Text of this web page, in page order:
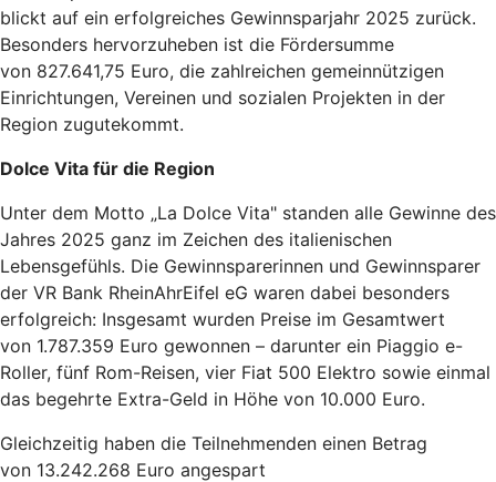
blickt auf ein erfolgreiches Gewinnsparjahr 2025 zurück.
Besonders hervorzuheben ist die Fördersumme
von 827.641,75 Euro, die zahlreichen gemeinnützigen
Einrichtungen, Vereinen und sozialen Projekten in der
Region zugutekommt.
Dolce Vita für die Region
Unter dem Motto „La Dolce Vita" standen alle Gewinne des
Jahres 2025 ganz im Zeichen des italienischen
Lebensgefühls. Die Gewinnsparerinnen und Gewinnsparer
der VR Bank RheinAhrEifel eG waren dabei besonders
erfolgreich: Insgesamt wurden Preise im Gesamtwert
von 1.787.359 Euro gewonnen – darunter ein Piaggio e-
Roller, fünf Rom-Reisen, vier Fiat 500 Elektro sowie einmal
das begehrte Extra-Geld in Höhe von 10.000 Euro.
Gleichzeitig haben die Teilnehmenden einen Betrag
von 13.242.268 Euro angespart